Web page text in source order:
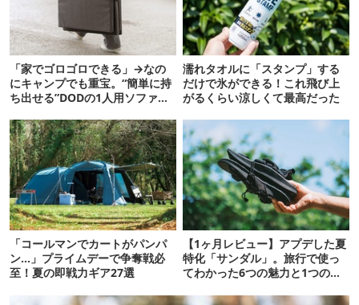
「家でゴロゴロできる」→なの
にキャンプでも重宝。“簡単に持
ち出せる”DODの1人用ソファが
濡れタオルに「スタンプ」する
だけで氷ができる！これ飛び上
がるくらい涼しくて最高だった
「コールマンでカートがパンパ
ン…」プライムデーで争奪戦必
至！夏の即戦力ギア27選
【1ヶ月レビュー】アプデした夏
特化「サンダル」。旅行で使っ
てわかった6つの魅力と1つの注